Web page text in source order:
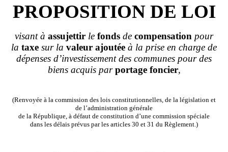
PROPOSITION DE LOI
visant à assujettir le fonds de compensation pour
la taxe sur la valeur ajoutée à la prise en charge de
dépenses d’investissement des communes pour des
biens acquis parportage foncier,
(Renvoyée à la commission des lois constitutionnelles, de la législation et
de l’administration générale
de la République, à défaut de constitution d’une commission spéciale
dans les délais prévus par les articles 30 et 31 du Règlement.)